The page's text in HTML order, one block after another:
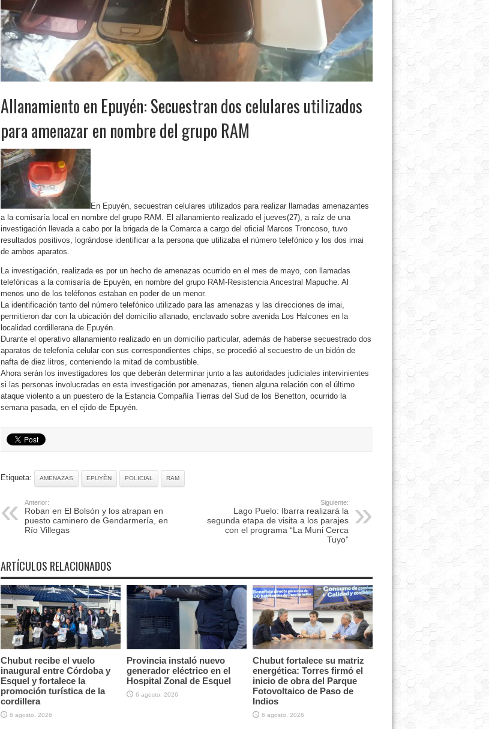
Allanamiento en Epuyén: Secuestran dos celulares utilizados
para amenazar en nombre del grupo RAM
En Epuyén, secuestran celulares utilizados para realizar llamadas amenazantes
a la comisaría local en nombre del grupo RAM. El allanamiento realizado el jueves(27), a raíz de una
investigación llevada a cabo por la brigada de la Comarca a cargo del oficial Marcos Troncoso, tuvo
resultados positivos, lográndose identificar a la persona que utilizaba el número telefónico y los dos imai
de ambos aparatos.
La investigación, realizada es por un hecho de amenazas ocurrido en el mes de mayo, con llamadas
telefónicas a la comisaría de Epuyèn, en nombre del grupo RAM-Resistencia Ancestral Mapuche. Al
menos uno de los teléfonos estaban en poder de un menor.
La identificación tanto del número telefónico utilizado para las amenazas y las direcciones de imai,
permitieron dar con la ubicación del domicilio allanado, enclavado sobre avenida Los Halcones en la
localidad cordillerana de Epuyén.
Durante el operativo allanamiento realizado en un domicilio particular, además de haberse secuestrado dos
aparatos de telefonía celular con sus correspondientes chips, se procedió al secuestro de un bidón de
nafta de diez litros, conteniendo la mitad de combustible.
Ahora serán los investigadores los que deberán determinar junto a las autoridades judiciales intervinientes
si las personas involucradas en esta investigación por amenazas, tienen alguna relación con el último
ataque violento a un puestero de la Estancia Compañía Tierras del Sud de los Benetton, ocurrido la
semana pasada, en el ejido de Epuyén.
Etiqueta: AMENAZAS EPUYÈN POLICIAL RAM
Anterior:
Roban en El Bolsón y los atrapan en
puesto caminero de Gendarmería, en
Río Villegas
Siguiente:
Lago Puelo: Ibarra realizará la
segunda etapa de visita a los parajes
con el programa “La Muni Cerca
Tuyo”
ARTÍCULOS RELACIONADOS
Chubut recibe el vuelo
inaugural entre Córdoba y
Esquel y fortalece la
promoción turística de la
cordillera
6 agosto, 2026
Provincia instaló nuevo
generador eléctrico en el
Hospital Zonal de Esquel
6 agosto, 2026
Chubut fortalece su matriz
energética: Torres firmó el
inicio de obra del Parque
Fotovoltaico de Paso de
Indios
6 agosto, 2026